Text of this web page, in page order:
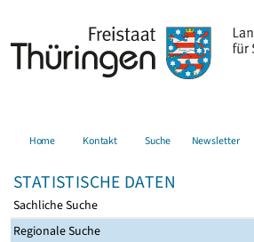
Home Kontakt Suche Newsletter
STATISTISCHE DATEN
Sachliche Suche
Regionale Suche